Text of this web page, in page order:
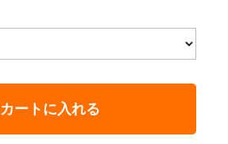
カートに入れる